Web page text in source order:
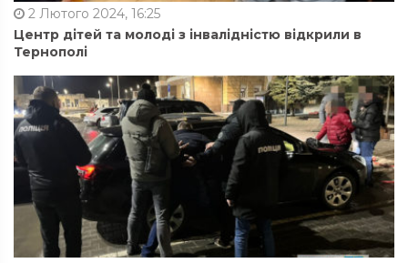
2 Лютого 2024, 16:25
Центр дітей та молоді з інвалідністю відкрили в
Тернополі